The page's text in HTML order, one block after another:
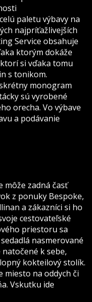
paletu výbavy na
najpríťažlivejších
Service obsahuje
ktorým dokáže
si vďaka tomu
s tonikom.
monogram
sú vyrobené
orecha. Vo výbave
a podávanie
môže zadná časť
z ponuky Bespoke,
a zákazníci si ho
cestovateľské
priestoru sa
nasmerované
k sebe,
kokteilový stolík.
miesto na oddych či
Vskutku ide